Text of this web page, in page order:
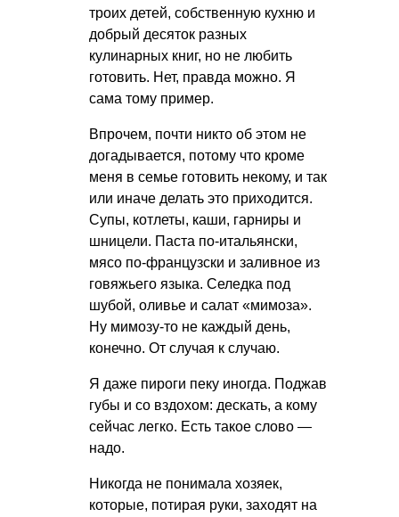
троих детей, собственную кухню и
добрый десяток разных
кулинарных книг, но не любить
готовить. Нет, правда можно. Я
сама тому пример.
Впрочем, почти никто об этом не
догадывается, потому что кроме
меня в семье готовить некому, и так
или иначе делать это приходится.
Супы, котлеты, каши, гарниры и
шницели. Паста по-итальянски,
мясо по-французски и заливное из
говяжьего языка. Селедка под
шубой, оливье и салат «мимоза».
Ну мимозу-то не каждый день,
конечно. От случая к случаю.
Я даже пироги пеку иногда. Поджав
губы и со вздохом: дескать, а кому
сейчас легко. Есть такое слово —
надо.
Никогда не понимала хозяек,
которые, потирая руки, заходят на